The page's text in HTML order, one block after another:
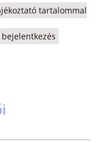
tartalommal
bejelentkezés